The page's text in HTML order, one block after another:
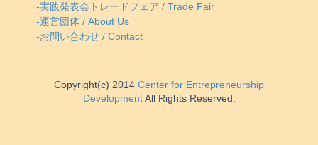
-実践発表会トレードフェア / Trade Fair
-運営団体 / About Us
-お問い合わせ / Contact
Copyright(c) 2014 Center for Entrepreneurship
DevelopmentAll Rights Reserved.